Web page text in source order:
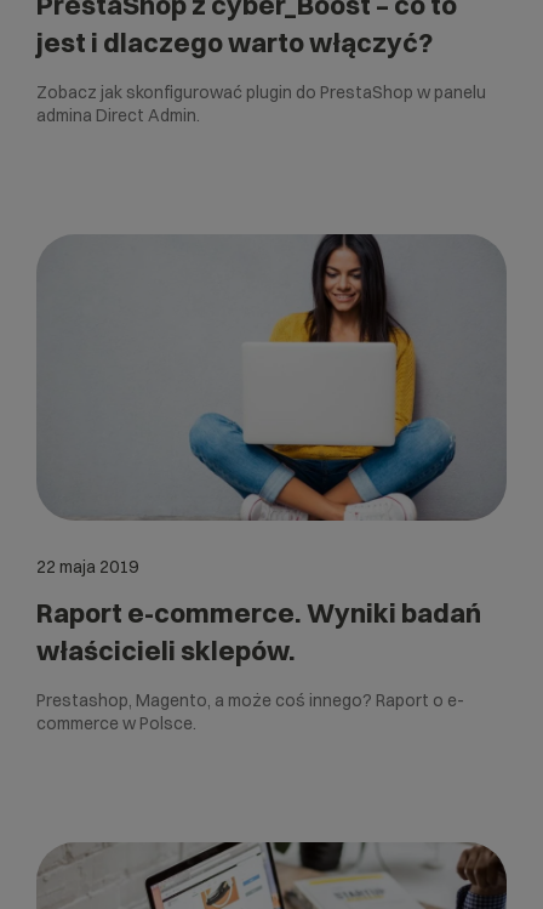
jest i dlaczego warto włączyć?
Zobacz jak skonfigurować plugin do PrestaShop w panelu
admina Direct Admin.
22 maja 2019
Raport e-commerce. Wyniki badań
właścicieli sklepów.
Prestashop, Magento, a może coś innego? Raport o e-
commerce w Polsce.